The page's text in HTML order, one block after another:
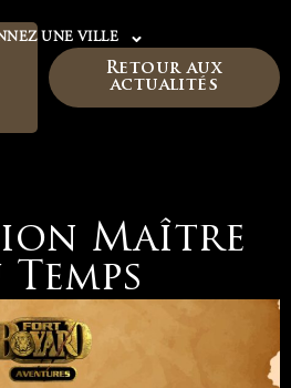
UNE VILLE
Retour aux
actualités
Maître